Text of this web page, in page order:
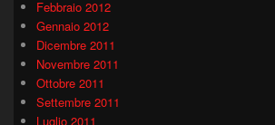
Febbraio 2012
Gennaio 2012
Dicembre 2011
Novembre 2011
Ottobre 2011
Settembre 2011
Luglio 2011